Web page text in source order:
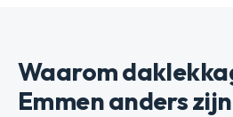
Waarom
Emmen anders zijn